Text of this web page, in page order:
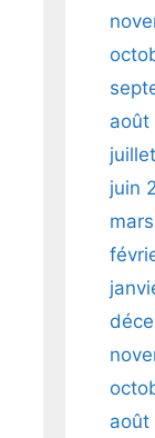
août
juin
août